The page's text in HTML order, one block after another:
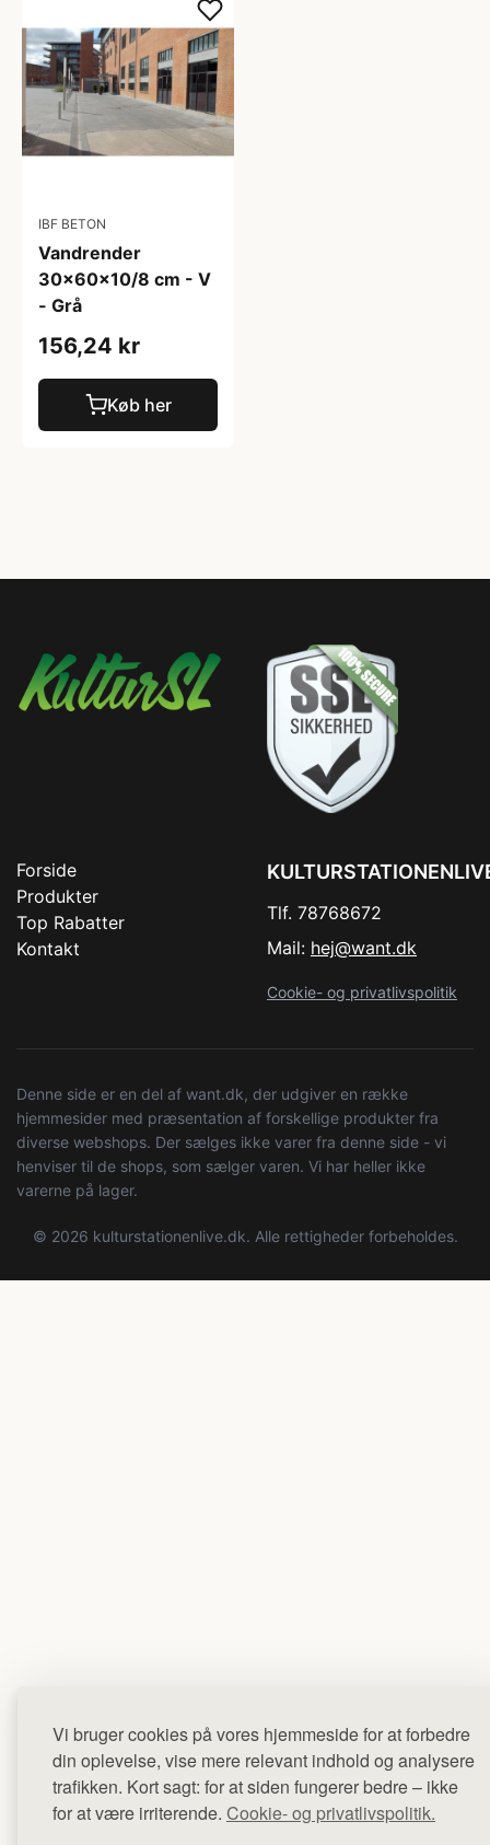
Vi bruger cookies på vores hjemmeside for at forbedre
din oplevelse, vise mere relevant indhold og analysere
trafikken. Kort sagt: for at siden fungerer bedre – ikke
for at være irriterende. Cookie- og privatlivspolitik.
IBF BETON
Vandrender
30x60x10/8 cm - V
- Grå
156,24 kr
Køb her
Forside
Produkter
Top Rabatter
Kontakt
Tlf. 78768672
Mail: hej@want.dk
Cookie- og privatlivspolitik
Denne side er en del af want.dk, der udgiver en række
hjemmesider med præsentation af forskellige produkter fra
diverse webshops. Der sælges ikke varer fra denne side - vi
henviser til de shops, som sælger varen. Vi har heller ikke
varerne på lager.
© 2026 kulturstationenlive.dk. Alle rettigheder forbeholdes.